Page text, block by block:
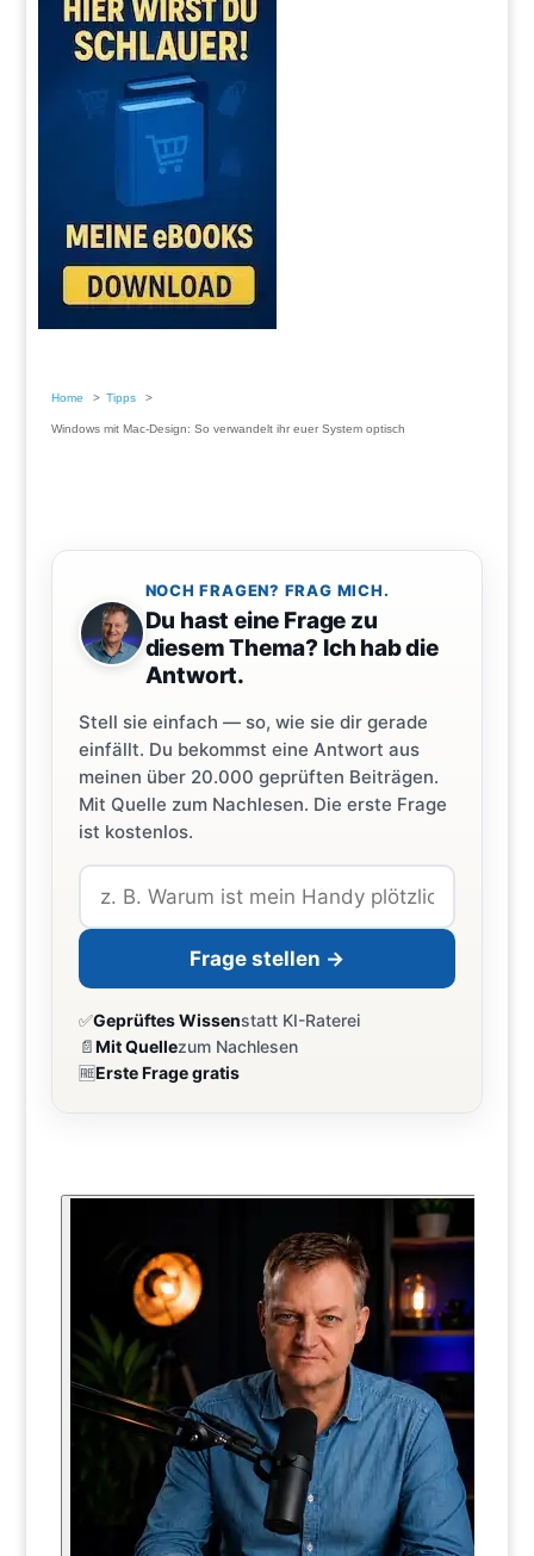
Home Tipps
Windows mit Mac-Design: So verwandelt ihr euer System optisch
NOCH FRAGEN? FRAG MICH.
Du hast eine Frage zu
diesem Thema? Ich hab die
Antwort.
Stell sie einfach — so, wie sie dir gerade
einfällt. Du bekommst eine Antwort aus
meinen über 20.000 geprüften Beiträgen.
Mit Quelle zum Nachlesen. Die erste Frage
ist kostenlos.
Frage stellen →
✅Geprüftes Wissenstatt KI-Raterei
📄Mit Quellezum Nachlesen
🆓Erste Frage gratis